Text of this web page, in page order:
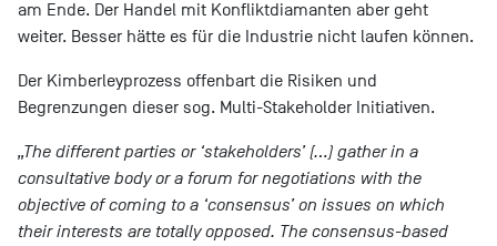
am Ende. Der Handel mit Konfliktdiamanten aber geht
weiter. Besser hätte es für die Industrie nicht laufen können.
Der Kimberleyprozess offenbart die Risiken und
Begrenzungen dieser sog. Multi-Stakeholder Initiativen.
„The different parties or ‘stakeholders’ (…) gather in a
consultative body or a forum for negotiations with the
objective of coming to a ‘consensus’ on issues on which
their interests are totally opposed. The consensus-based